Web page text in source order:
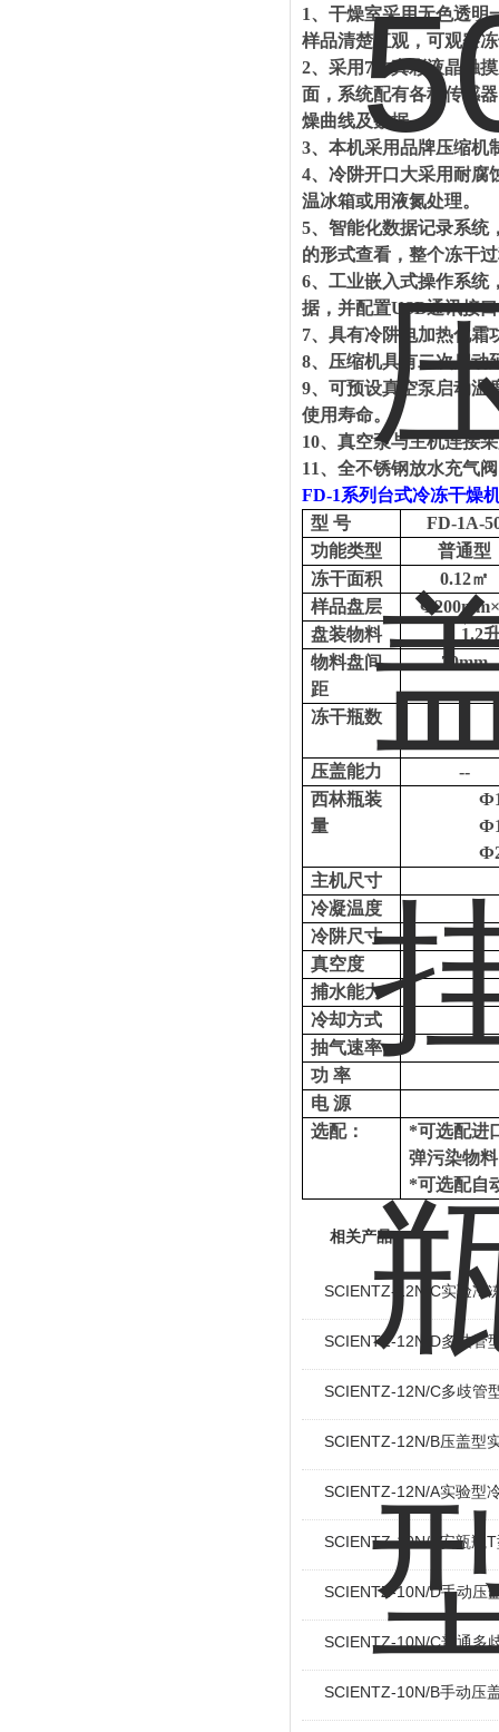
1、 干燥室采用无色透明
样品清楚直观，可观察
2、 采用 7寸真彩液晶触
面，系统配有各种传感
燥曲线及数据。
3、 本机采用品牌压缩机
4、 冷阱开口大采用耐腐
温冰箱或用液氮处理。
5、 智能化数据记录系统
的形式查看，整个冻干
6、 工业嵌入式操作系统
据，并配置USB通讯接
7、 具有冷阱电加热化霜
8、 压缩机具有二次启动
9、 可预设真空泵启动温
使用寿命。
10、 真空泵与主机连接
11、 全不锈钢放水充气
FD-1系列台式冷冻干燥
型 号
FD-1A-
功能类型
普通型
冻干面积
0.12㎡
样品盘层
盘装物料
1.2
物料盘间
距
70mm
冻干瓶数
压盖能力
--
西林瓶装
量
主机尺寸
冷凝温度
冷阱尺寸
真空度
捕水能力
冷却方式
抽气速率
功 率
电 源
选配：
*可选配进
弹污染物
*可选配自
相关产品
SCIENTZ-12N/C实验冷
SCIENTZ-12N/D多歧管
SCIENTZ-12N/C多歧管
SCIENTZ-12N/B压盖型
SCIENTZ-12N/A实验型
SCIENTZ-10N/E安瓿瓶
SCIENTZ-10N/D手动压
SCIENTZ-10N/C普通多
SCIENTZ-10N/B手动压